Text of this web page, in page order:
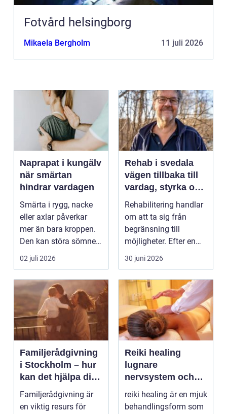
Fotvård helsingborg
Mikaela Bergholm 11 juli 2026
Naprapat i kungälv
när smärtan
hindrar vardagen
Smärta i rygg, nacke
eller axlar påverkar
mer än bara kroppen.
Den kan störa sömnen,
göra det svårt ...
02 juli 2026
Rehab i svedala
vägen tillbaka till
vardag, styrka och
balans
Rehabilitering handlar
om att ta sig från
begränsning till
möjligheter. Efter en
skada, sjukdom elle...
30 juni 2026
Familjerådgivning
i Stockholm – hur
kan det hjälpa dig
och din familj
Familjerådgivning är
en viktig resurs för
Reiki healing
lugnare
nervsystem och
mer balans i
vardagen
reiki healing är en mjuk
behandlingsform som